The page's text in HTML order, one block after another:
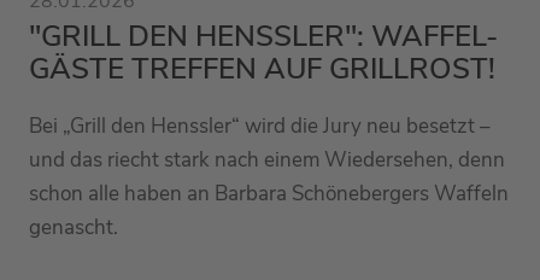
"GRILL DEN HENSSLER": WAFFEL-
GÄSTE TREFFEN AUF GRILLROST!
Bei „Grill den Henssler“ wird die Jury neu besetzt –
und das riecht stark nach einem Wiedersehen, denn
schon alle haben an Barbara Schönebergers Waffeln
genascht.